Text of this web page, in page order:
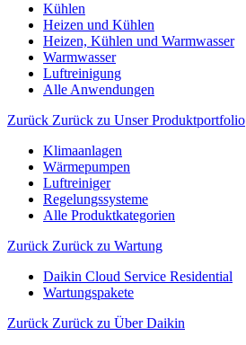
Kühlen
Heizen und Kühlen
Heizen, Kühlen und Warmwasser
Warmwasser
Luftreinigung
Alle Anwendungen
Zurück Zurück zu Unser Produktportfolio
Klimaanlagen
Wärmepumpen
Luftreiniger
Regelungssysteme
Alle Produktkategorien
Zurück Zurück zu Wartung
Daikin Cloud Service Residential
Wartungspakete
Zurück Zurück zu Über Daikin